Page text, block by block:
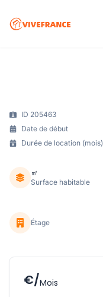
ID 205463
Date de début
Durée de location (mois)
㎡
Surface habitable
Étage
€/Mois